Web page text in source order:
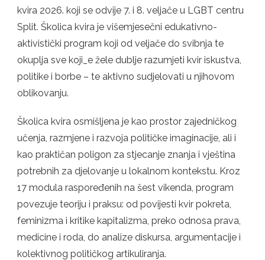
kvira 2026. koji se odvije 7. i 8. veljače u LGBT centru
Split. Školica kvira je višemjesečni edukativno-
aktivistički program koji od veljače do svibnja te
okuplja sve koji_e žele dublje razumjeti kvir iskustva,
politike i borbe – te aktivno sudjelovati u njihovom
oblikovanju.
Školica kvira osmišljena je kao prostor zajedničkog
učenja, razmjene i razvoja političke imaginacije, ali i
kao praktičan poligon za stjecanje znanja i vještina
potrebnih za djelovanje u lokalnom kontekstu. Kroz
17 modula raspoređenih na šest vikenda, program
povezuje teoriju i praksu: od povijesti kvir pokreta,
feminizma i kritike kapitalizma, preko odnosa prava,
medicine i roda, do analize diskursa, argumentacije i
kolektivnog političkog artikuliranja.